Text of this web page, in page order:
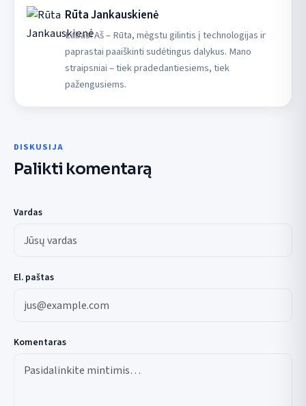
Rūta Jankauskienė
Labas! Aš – Rūta, mėgstu gilintis į technologijas ir
paprastai paaiškinti sudėtingus dalykus. Mano
straipsniai – tiek pradedantiesiems, tiek
pažengusiems.
DISKUSIJA
Palikti komentarą
Vardas
El. paštas
Komentaras